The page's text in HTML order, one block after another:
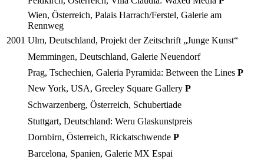
Wien, Österreich, Palais Harrach/Ferstel, Galerie am
Rennweg
2001 Ulm, Deutschland, Projekt der Zeitschrift „Junge Kunst“
Memmingen, Deutschland, Galerie Neuendorf
Prag, Tschechien, Galeria Pyramida: Between the Lines P
New York, USA, Greeley Square Gallery P
Schwarzenberg, Österreich, Schubertiade
Stuttgart, Deutschland: Weru Glaskunstpreis
Dornbirn, Österreich, Rickatschwende P
Barcelona, Spanien, Galerie MX Espai